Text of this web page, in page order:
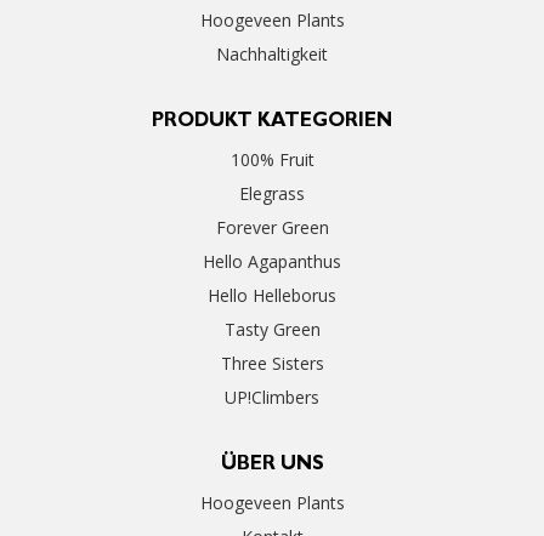
Hoogeveen Plants
Nachhaltigkeit
PRODUKT KATEGORIEN
100% Fruit
Elegrass
Forever Green
Hello Agapanthus
Hello Helleborus
Tasty Green
Three Sisters
UP!Climbers
ÜBER UNS
Hoogeveen Plants